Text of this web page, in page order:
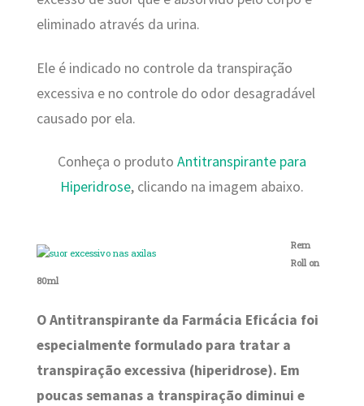
eliminado através da urina.
Ele é indicado no controle da transpiração
excessiva e no controle do odor desagradável
causado por ela.
Conheça o produto Antitranspirante para
Hiperidrose, clicando na imagem abaixo.
Rem
Roll on
80ml
O Antitranspirante da Farmácia Eficácia foi
especialmente formulado para tratar a
transpiração excessiva (hiperidrose). Em
poucas semanas a transpiração diminui e